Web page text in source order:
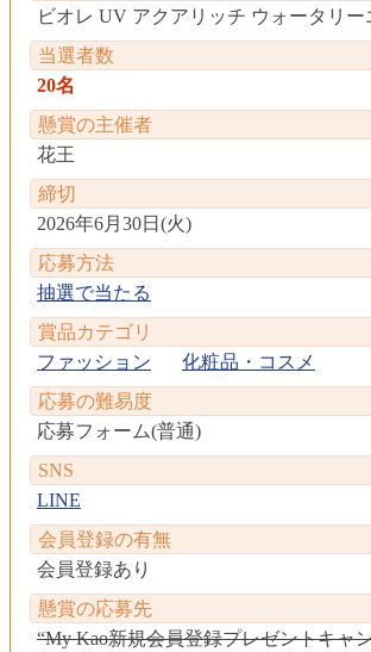
ビオレ UV アクアリッチ ウォータリー
当選者数
20名
懸賞の主催者
花王
締切
2026年6月30日(火)
応募方法
抽選で当たる
賞品カテゴリ
ファッション
化粧品・コスメ
応募の難易度
応募フォーム(普通)
SNS
LINE
会員登録の有無
会員登録あり
懸賞の応募先
“My Kao新規会員登録プレゼントキャ